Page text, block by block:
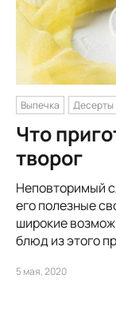
Выпечка Десерты
Что
творог
Неповторимый
его полезные
широкие
блюд из этого
5 мая, 2020